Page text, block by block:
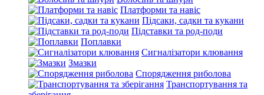
Платформи та навіс
Підсаки, садки та кукани
Підставки та род-поди
Поплавки
Сигналізатори клювання
Змазки
Спорядження риболова
Транспортування та